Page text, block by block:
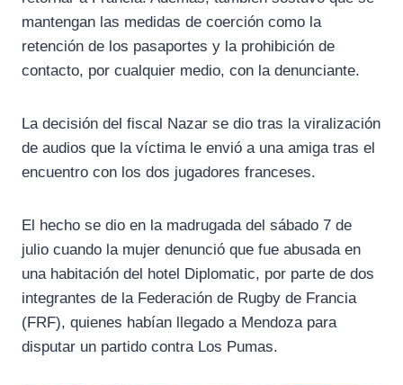
mantengan las medidas de coerción como la
retención de los pasaportes y la prohibición de
contacto, por cualquier medio, con la denunciante.
La decisión del fiscal Nazar se dio tras la viralización
de audios que la víctima le envió a una amiga tras el
encuentro con los dos jugadores franceses.
El hecho se dio en la madrugada del sábado 7 de
julio cuando la mujer denunció que fue abusada en
una habitación del hotel Diplomatic, por parte de dos
integrantes de la Federación de Rugby de Francia
(FRF), quienes habían llegado a Mendoza para
disputar un partido contra Los Pumas.